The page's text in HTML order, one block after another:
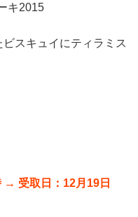
キ2015
スキュイにティラミス
→ 受取日：12月19日